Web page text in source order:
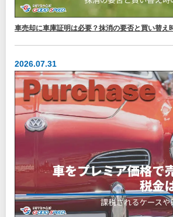
車売却に車庫証明は必要？抹消の要否と買い替え
2026.07.31